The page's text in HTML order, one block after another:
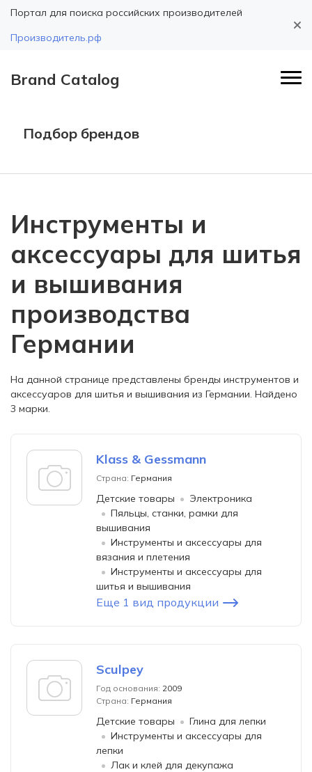
Портал для поиска российских производителей
Производитель.рф
Brand Catalog
Подбор брендов
Инструменты и
аксессуары для шитья
и вышивания
производства
Германии
На данной странице представлены бренды инструментов и
аксессуаров для шитья и вышивания из Германии. Найдено
3 марки.
Klass & Gessmann
Страна: Германия
Детские товары
Электроника
Пяльцы, станки, рамки для
вышивания
Инструменты и аксессуары для
вязания и плетения
Инструменты и аксессуары для
шитья и вышивания
Еще 1 вид продукции
Sculpey
Год основания: 2009
Страна: Германия
Детские товары
Глина для лепки
Инструменты и аксессуары для
лепки
Лак и клей для декупажа